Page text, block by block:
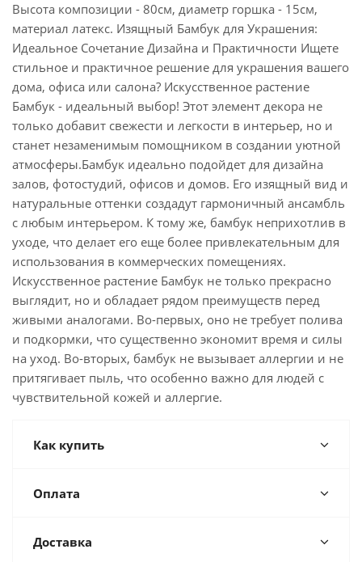
Высота композиции - 80см, диаметр горшка - 15см,
материал латекс. Изящный Бамбук для Украшения:
Идеальное Сочетание Дизайна и Практичности Ищете
стильное и практичное решение для украшения вашего
дома, офиса или салона? Искусственное растение
Бамбук - идеальный выбор! Этот элемент декора не
только добавит свежести и легкости в интерьер, но и
станет незаменимым помощником в создании уютной
атмосферы.Бамбук идеально подойдет для дизайна
залов, фотостудий, офисов и домов. Его изящный вид и
натуральные оттенки создадут гармоничный ансамбль
с любым интерьером. К тому же, бамбук неприхотлив в
уходе, что делает его еще более привлекательным для
использования в коммерческих помещениях.
Искусственное растение Бамбук не только прекрасно
выглядит, но и обладает рядом преимуществ перед
живыми аналогами. Во-первых, оно не требует полива
и подкормки, что существенно экономит время и силы
на уход. Во-вторых, бамбук не вызывает аллергии и не
притягивает пыль, что особенно важно для людей с
чувствительной кожей и аллергие.
Как купить
Оплата
Доставка